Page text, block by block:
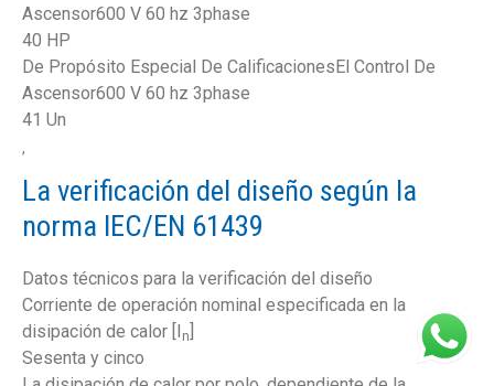
Ascensor600 V 60 hz 3phase
40 HP
De Propósito Especial De CalificacionesEl Control De
Ascensor600 V 60 hz 3phase
41 Un
,
La verificación del diseño según la
norma IEC/EN 61439
Datos técnicos para la verificación del diseño
Corriente de operación nominal especificada en la
disipación de calor [I
n
Sesenta y cinco